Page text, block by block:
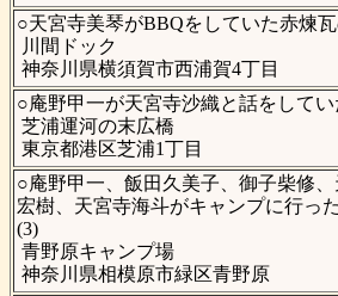
○天宮寺美琴がBBQをしていた赤煉
川間ドック
神奈川県横須賀市西浦賀4丁目
○庵野甲一が天宮寺沙織と話をしてい
芝浦運河の末広橋
東京都港区芝浦1丁目
○庵野甲一、飯田久美子、御子柴修
宏樹、天宮寺海斗がキャンプに行っ
(3)
青野原キャンプ場
神奈川県相模原市緑区青野原